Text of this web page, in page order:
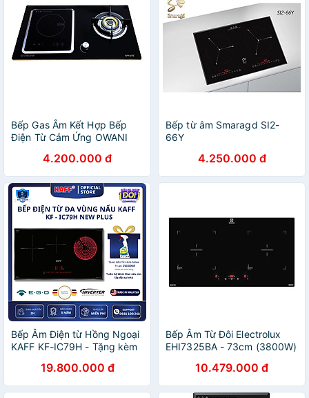
Bếp Gas Âm Kết Hợp Bếp
Điện Từ Cảm Ứng OWANI
4.200.000 đ
Bếp từ âm Smaragd SI2-
66Y
4.250.000 đ
Bếp Âm Điện từ Hồng Ngoại
KAFF KF-IC79H - Tặng kèm
19.800.000 đ
Bếp Âm Từ Đôi Electrolux
EHI7325BA - 73cm (3800W)
10.479.000 đ